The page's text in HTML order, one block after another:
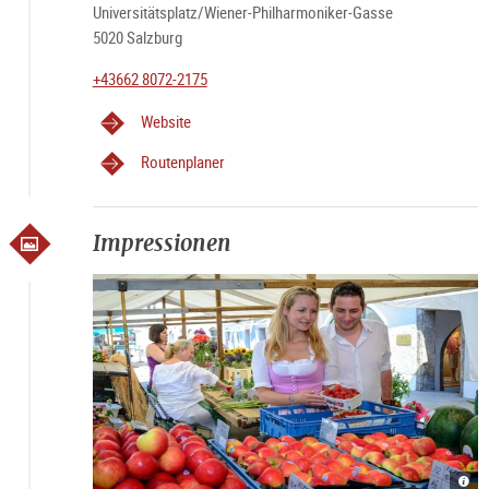
Universitätsplatz/Wiener-Philharmoniker-Gasse
5020 Salzburg
+43662 8072-2175
Website
Routenplaner
Impressionen